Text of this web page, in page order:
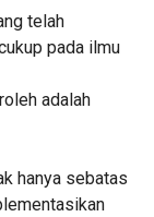
telah
pada ilmu
adalah
hanya sebatas